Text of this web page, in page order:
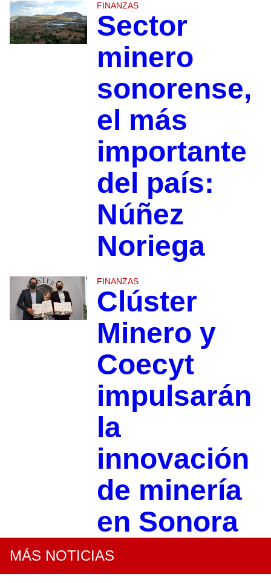
FINANZAS
Sector
minero
sonorense,
el más
importante
del país:
Núñez
Noriega
FINANZAS
Clúster
Minero y
Coecyt
impulsarán
la
innovación
de minería
en Sonora
MÁS NOTICIAS